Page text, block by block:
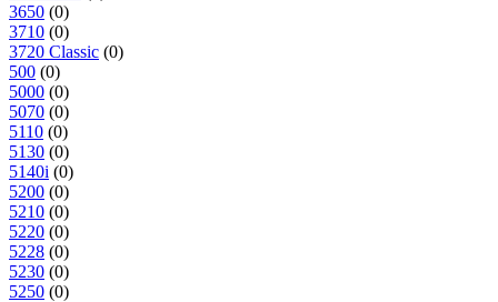
3650 (0)
3710 (0)
3720 Classic (0)
500 (0)
5000 (0)
5070 (0)
5110 (0)
5130 (0)
5140i (0)
5200 (0)
5210 (0)
5220 (0)
5228 (0)
5230 (0)
5250 (0)